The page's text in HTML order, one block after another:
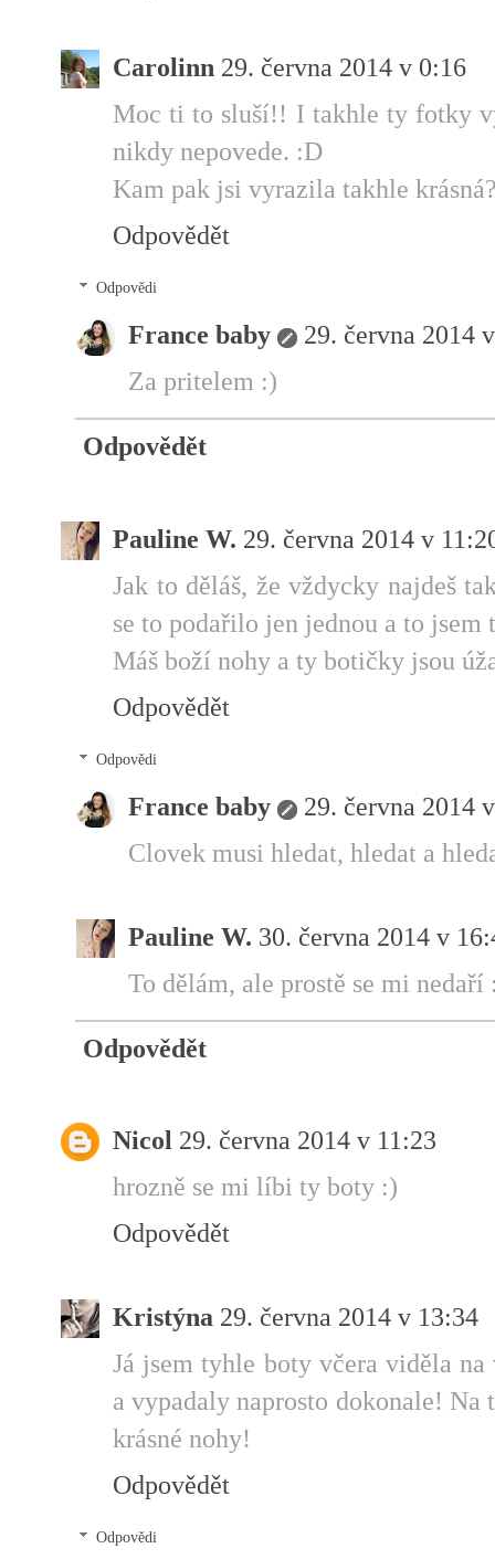
Carolinn 29. června 2014 v 0:16
Moc ti to sluší!! I takhle ty fotky
nikdy nepovede. :D
Kam pak jsi vyrazila takhle
Odpovědět
Odpovědi
France baby
29. června 2014
Za pritelem :)
Odpovědět
Pauline W. 29. června 2014 v
Jak to děláš, že vždycky najdeš
se to podařilo jen jednou a to
Máš boží nohy a ty botičky jsou
Odpovědět
Odpovědi
France baby
29. června 2014
Clovek musi hledat, hledat a
Pauline W. 30. června 2014 v
To dělám, ale prostě se mi nedaří
Odpovědět
Nicol 29. června 2014 v 11:23
hrozně se mi líbi ty boty :)
Odpovědět
Kristýna 29. června 2014 v 13:34
Já jsem tyhle boty včera viděla
a vypadaly naprosto dokonale!
krásné nohy!
Odpovědět
Odpovědi